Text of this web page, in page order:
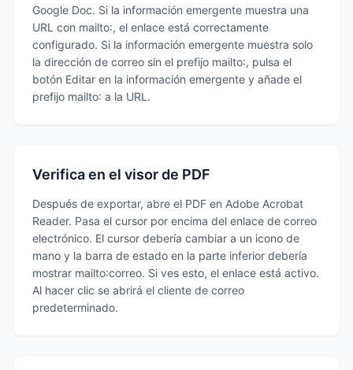
Google Doc. Si la información emergente muestra una
URL con mailto:, el enlace está correctamente
configurado. Si la información emergente muestra solo
la dirección de correo sin el prefijo mailto:, pulsa el
botón Editar en la información emergente y añade el
prefijo mailto: a la URL.
Verifica en el visor de PDF
Después de exportar, abre el PDF en Adobe Acrobat
Reader. Pasa el cursor por encima del enlace de correo
electrónico. El cursor debería cambiar a un icono de
mano y la barra de estado en la parte inferior debería
mostrar mailto:correo. Si ves esto, el enlace está activo.
Al hacer clic se abrirá el cliente de correo
predeterminado.